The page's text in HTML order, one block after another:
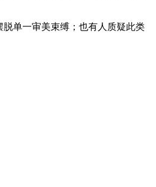
单一审美束缚；也有人质疑此类